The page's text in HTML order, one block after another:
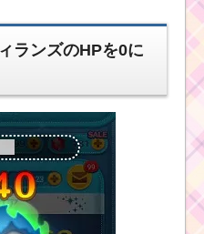
ランズのHPを0に